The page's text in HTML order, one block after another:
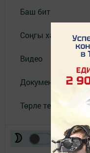
Баш бит
Соңгы хәбәрләр
Видео
Документлар
Төрле темалар